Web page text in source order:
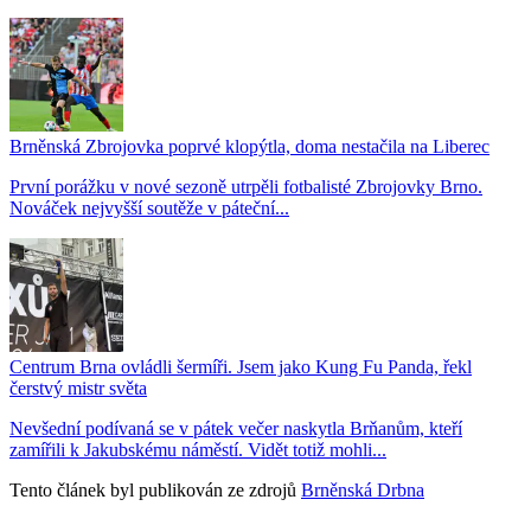
Brněnská Zbrojovka poprvé klopýtla, doma nestačila na Liberec
První porážku v nové sezoně utrpěli fotbalisté Zbrojovky Brno.
Nováček nejvyšší soutěže v páteční...
Centrum Brna ovládli šermíři. Jsem jako Kung Fu Panda, řekl
čerstvý mistr světa
Nevšední podívaná se v pátek večer naskytla Brňanům, kteří
zamířili k Jakubskému náměstí. Vidět totiž mohli...
Tento článek byl publikován ze zdrojů Brněnská Drbna